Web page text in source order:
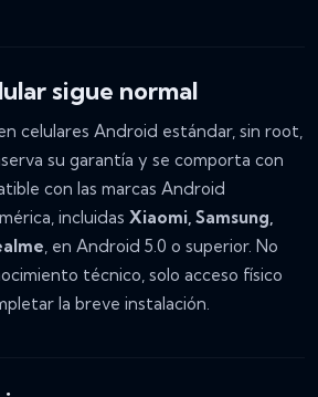
sigue normal
celulares Android estándar, sin root,
su garantía y se comporta con
con las marcas Android
incluidas Xiaomi, Samsung,
, en Android 5.0 o superior. No
técnico, solo acceso físico
la breve instalación.